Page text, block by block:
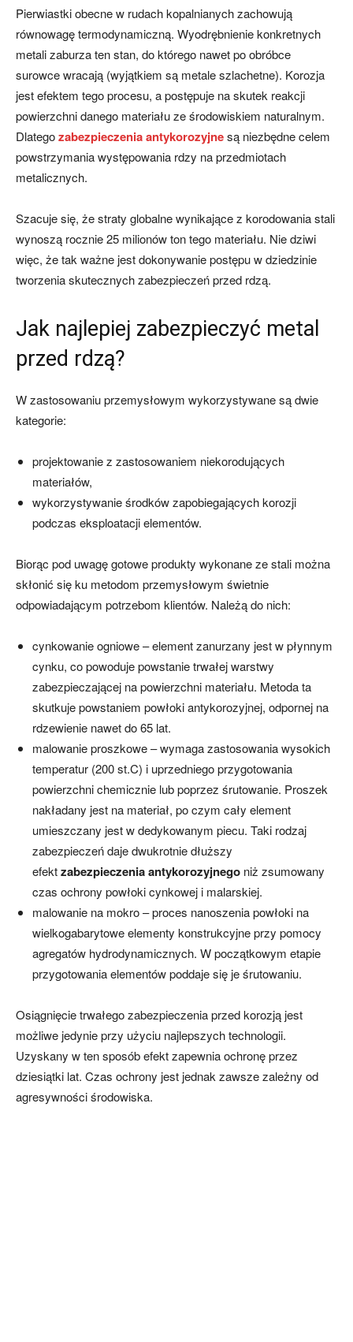
Pierwiastki obecne w rudach kopalnianych zachowują
równowagę termodynamiczną. Wyodrębnienie konkretnych
metali zaburza ten stan, do którego nawet po obróbce
surowce wracają (wyjątkiem są metale szlachetne). Korozja
jest efektem tego procesu, a postępuje na skutek reakcji
powierzchni danego materiału ze środowiskiem naturalnym.
Dlategozabezpieczenia antykorozyjnesą niezbędne celem
powstrzymania występowania rdzy na przedmiotach
metalicznych.
Szacuje się, że straty globalne wynikające z korodowania stali
wynoszą rocznie 25 milionów ton tego materiału. Nie dziwi
więc, że tak ważne jest dokonywanie postępu w dziedzinie
tworzenia skutecznych zabezpieczeń przed rdzą.
Jak najlepiej zabezpieczyć metal
przed rdzą?
W zastosowaniu przemysłowym wykorzystywane są dwie
kategorie:
projektowanie z zastosowaniem niekorodujących
materiałów,
wykorzystywanie środków zapobiegających korozji
podczas eksploatacji elementów.
Biorąc pod uwagę gotowe produkty wykonane ze stali można
skłonić się ku metodom przemysłowym świetnie
odpowiadającym potrzebom klientów. Należą do nich:
cynkowanie ogniowe – element zanurzany jest w płynnym
cynku, co powoduje powstanie trwałej warstwy
zabezpieczającej na powierzchni materiału. Metoda ta
skutkuje powstaniem powłoki antykorozyjnej, odpornej na
rdzewienie nawet do 65 lat.
malowanie proszkowe – wymaga zastosowania wysokich
temperatur (200 st.C) i uprzedniego przygotowania
powierzchni chemicznie lub poprzez śrutowanie. Proszek
nakładany jest na materiał, po czym cały element
umieszczany jest w dedykowanym piecu. Taki rodzaj
zabezpieczeń daje dwukrotnie dłuższy
efektzabezpieczenia antykorozyjnego niż zsumowany
czas ochrony powłoki cynkowej i malarskiej.
malowanie na mokro – proces nanoszenia powłoki na
wielkogabarytowe elementy konstrukcyjne przy pomocy
agregatów hydrodynamicznych. W początkowym etapie
przygotowania elementów poddaje się je śrutowaniu.
Osiągnięcie trwałego zabezpieczenia przed korozją jest
możliwe jedynie przy użyciu najlepszych technologii.
Uzyskany w ten sposób efekt zapewnia ochronę przez
dziesiątki lat. Czas ochrony jest jednak zawsze zależny od
agresywności środowiska.